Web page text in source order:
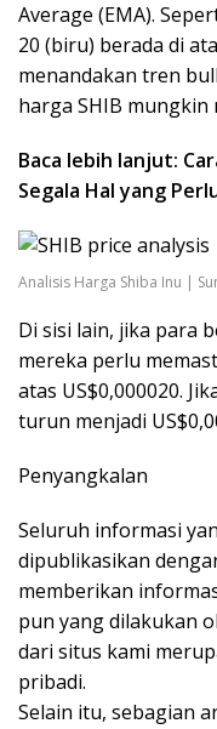
Average (EMA).
20 (biru) berada di
menandakan tren
harga SHIB mungkin
Baca lebih lanjut:
Segala Hal yang
Analisis Harga Shiba Inu |
Di sisi lain, jika para
mereka perlu
atas US$0,000020.
turun menjadi
Penyangkalan
Seluruh informasi
dipublikasikan
memberikan
pun yang dilakukan
dari situs kami
pribadi.
Selain itu, sebagian